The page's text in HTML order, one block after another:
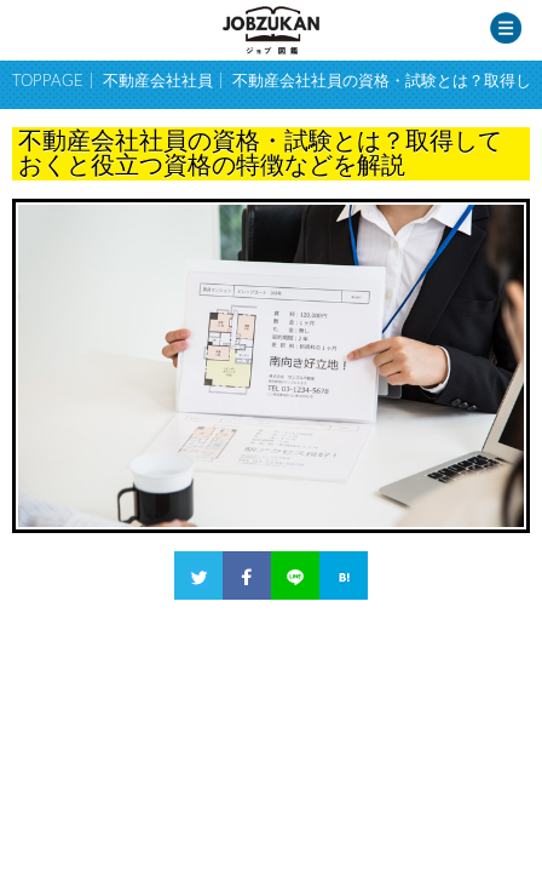
TOPPAGE 不動産会社社員 不動産会社社員の資格・試験とは？取得し
不動産会社社員の資格・試験とは？取得して
おくと役立つ資格の特徴などを解説